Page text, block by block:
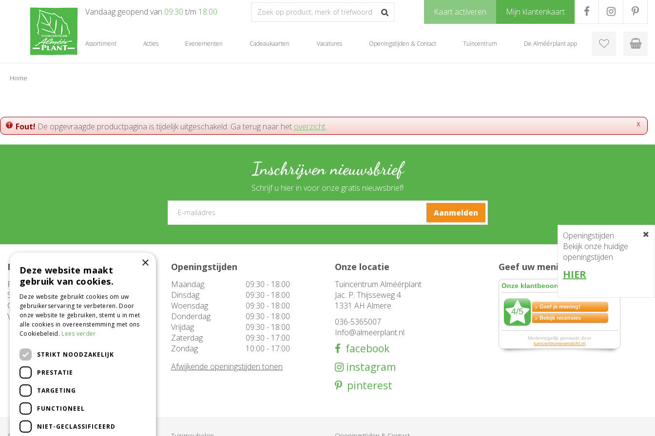
Home
Kaart activeren Mijn klantenkaart
Vandaag geopend van 09:30 t/m 18:00
Assortiment Acties Evenementen Cadeaukaarten Vacatures Openingstijden & Contact Tuincentrum De Alméérplant app
x
Fout! De opgevraagde productpagina is tijdelijk uitgeschakeld. Ga terug naar het overzicht.
Inschrijven nieuwsbrief
Schrijf u hier in voor onze gratis nieuwsbrief!
Meer informatie
FAQ
Service
Contact
Vacatures
Openingstijden
Maandag
09:30 - 18:00
Dinsdag
09:30 - 18:00
Woensdag
09:30 - 18:00
Donderdag
09:30 - 18:00
Vrijdag
09:30 - 18:00
Zaterdag
09:30 - 17:00
Zondag
10:00 - 17:00
Afwijkende openingstijden tonen
Onze locatie
Tuincentrum Alméérplant
Jac. P. Thijsseweg 4
1331 AH Almere
036-5365007
Info@almeerplant.nl
facebook
instagram
pinterest
Geef uw mening en win!
Openingstijden
Bekijk onze huidige
openingstijden
HIER
×
Deze website maakt
gebruik van cookies.
Deze website gebruikt cookies om uw
gebruikerservaring te verbeteren. Door
onze website te gebruiken, stemt u in met
alle cookies in overeenstemming met ons
Cookiebeleid. Lees verder
STRIKT NOODZAKELIJK
PRESTATIE
TARGETING
FUNCTIONEEL
NIET-GECLASSIFICEERD